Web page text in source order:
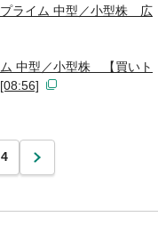
プライム 中型／小型株 広
中型／小型株 【買いト
4 次